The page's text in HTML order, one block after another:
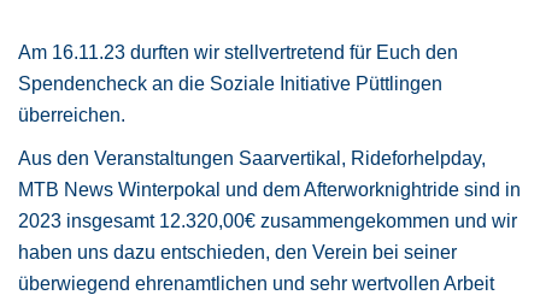
Am 16.11.23 durften wir stellvertretend für Euch den
Spendencheck an die Soziale Initiative Püttlingen
überreichen.
Aus den Veranstaltungen Saarvertikal, Rideforhelpday,
MTB News Winterpokal und dem Afterworknightride sind in
2023 insgesamt 12.320,00€ zusammengekommen und wir
haben uns dazu entschieden, den Verein bei seiner
überwiegend ehrenamtlichen und sehr wertvollen Arbeit